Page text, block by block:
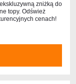
zniżką do
topy. Odśwież
cenach!